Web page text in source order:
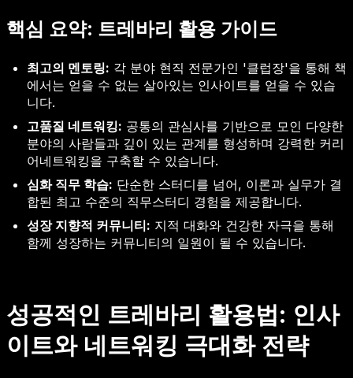
핵심 요약: 트레바리 활용 가이드
최고의 멘토링: 각 분야 현직 전문가인 '클럽장'을 통해 책
에서는 얻을 수 없는 살아있는 인사이트를 얻을 수 있습
니다.
고품질 네트워킹: 공통의 관심사를 기반으로 모인 다양한
분야의 사람들과 깊이 있는 관계를 형성하며 강력한 커리
어네트워킹을 구축할 수 있습니다.
심화 직무 학습: 단순한 스터디를 넘어, 이론과 실무가 결
합된 최고 수준의 직무스터디 경험을 제공합니다.
성장 지향적 커뮤니티: 지적 대화와 건강한 자극을 통해
함께 성장하는 커뮤니티의 일원이 될 수 있습니다.
성공적인 트레바리 활용법: 인사
이트와 네트워킹 극대화 전략